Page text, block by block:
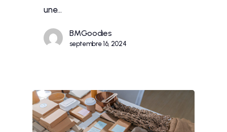
une…
BMGoodies
septembre 16, 2024